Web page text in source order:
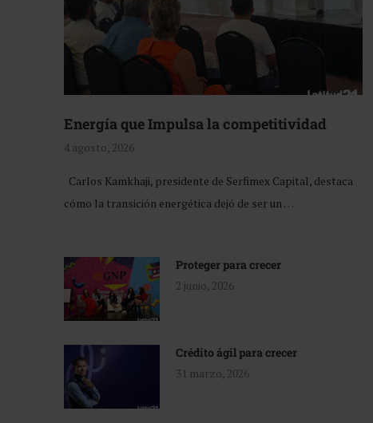
Energía que Impulsa la competitividad
4 agosto, 2026
Carlos Kamkhaji, presidente de Serfimex Capital, destaca
cómo la transición energética dejó de ser un …
Proteger para crecer
2 junio, 2026
Crédito ágil para crecer
31 marzo, 2026